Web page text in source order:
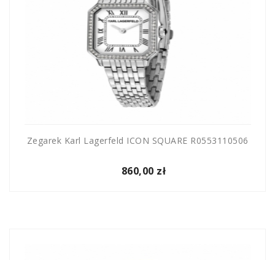
Zegarek Karl Lagerfeld ICON SQUARE R0553110506
860,00 zł